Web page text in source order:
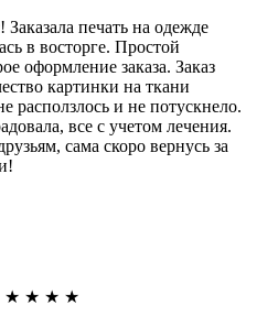
печать на одежде
в восторге. Простой
оформление заказа. Заказ
картинки на ткани
расползлось и не потускнело.
все с учетом лечения.
сама скоро вернусь за
★ ★ ★ ★